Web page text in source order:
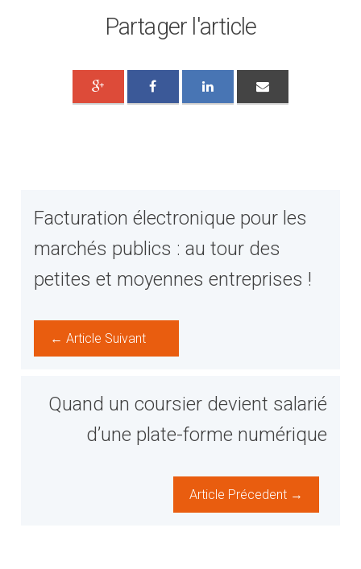
Partager l'article
Facturation électronique pour les
marchés publics : au tour des
petites et moyennes entreprises !
← Article Suivant
Quand un coursier devient salarié
d’une plate-forme numérique
Article Précedent →